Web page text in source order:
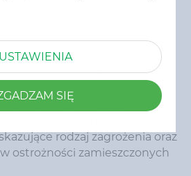
roślin należy korzystać z
Przed każdym
zamieszczone w
dotyczące produktu. Zwróć
rodzaj zagrożenia oraz
ostrożności zamieszczonych
USTAWIENIA
SIĘ